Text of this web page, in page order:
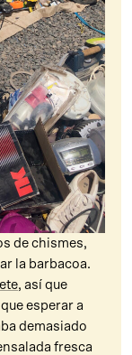
de chismes,
la barbacoa.
, así que
esperar a
demasiado
fresca